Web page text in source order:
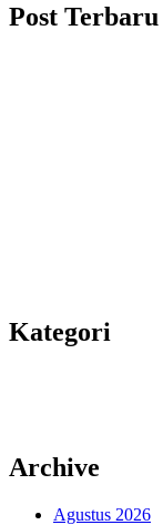
Post Terbaru
Kategori
Archive
Agustus 2026